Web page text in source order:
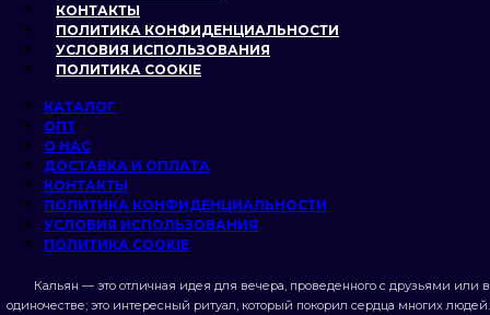
КОНТАКТЫ
ПОЛИТИКА КОНФИДЕНЦИАЛЬНОСТИ
УСЛОВИЯ ИСПОЛЬЗОВАНИЯ
ПОЛИТИКА COOKIE
КАТАЛОГ
ОПТ
О НАС
ДОСТАВКА И ОПЛАТА
КОНТАКТЫ
ПОЛИТИКА КОНФИДЕНЦИАЛЬНОСТИ
УСЛОВИЯ ИСПОЛЬЗОВАНИЯ
ПОЛИТИКА COOKIE
Кальян — это отличная идея для вечера, проведенного с друзьями или в
одиночестве; это интересный ритуал, который покорил сердца многих людей.